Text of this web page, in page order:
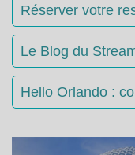
Réserver votre
Le Blog du
Hello Orlando :